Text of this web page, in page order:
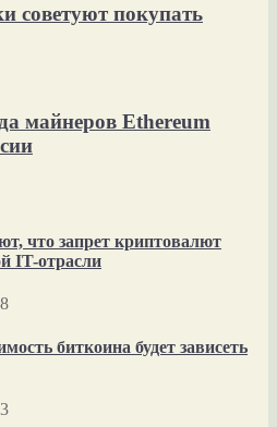
советуют покупать
майнеров Ethereum
что запрет криптовалют
IT-отрасли
биткоина будет зависеть